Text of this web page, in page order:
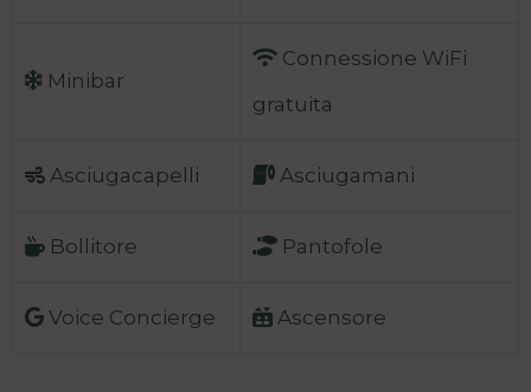
Minibar
Connessione WiFi
gratuita
Asciugacapelli Asciugamani
Bollitore Pantofole
Voice Concierge Ascensore